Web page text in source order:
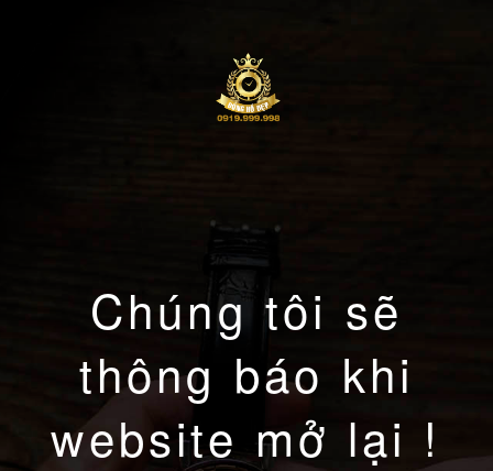
Chúng tôi sẽ
thông báo khi
website mở lại !